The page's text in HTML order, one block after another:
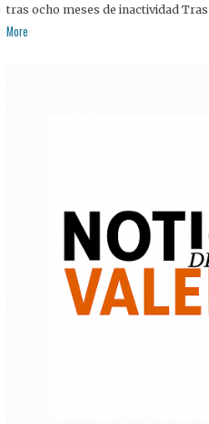
tras ocho meses de inactividad
More